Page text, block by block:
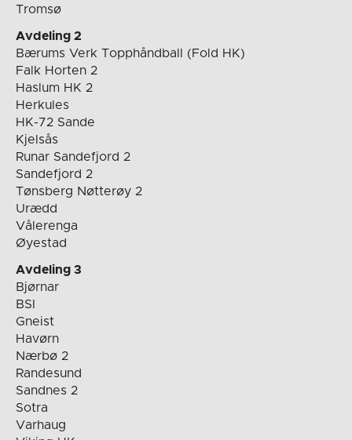
Tromsø
Avdeling 2
Bærums Verk Topphåndball (Fold HK)
Falk Horten 2
Haslum HK 2
Herkules
HK-72 Sande
Kjelsås
Runar Sandefjord 2
Sandefjord 2
Tønsberg Nøtterøy 2
Urædd
Vålerenga
Øyestad
Avdeling 3
Bjørnar
BSI
Gneist
Havørn
Nærbø 2
Randesund
Sandnes 2
Sotra
Varhaug